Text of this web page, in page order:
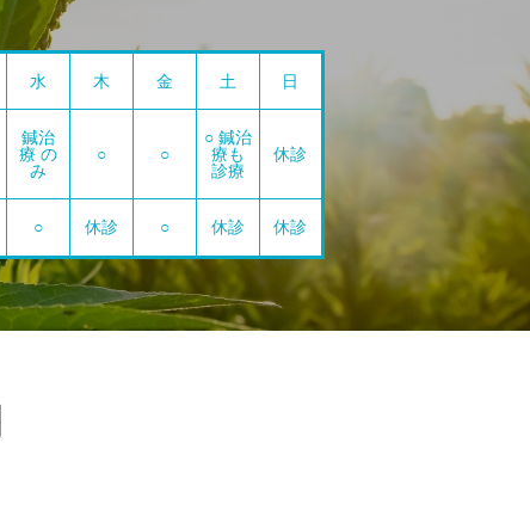
水 木 金 土 日
鍼治
療 の
み
○ ○
○ 鍼治
療も
診療
休診
○ 休診 ○ 休診 休診